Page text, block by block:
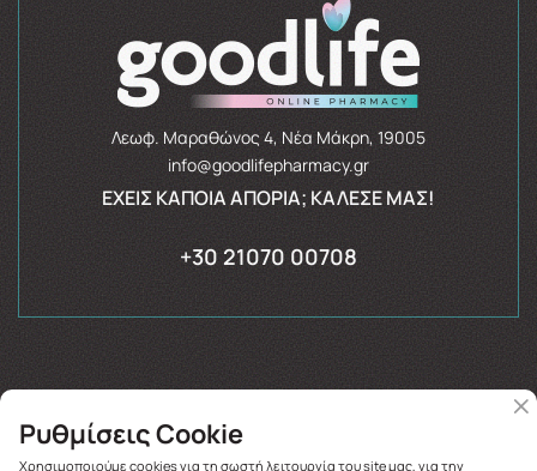
Λεωφ. Μαραθώνος 4, Νέα Μάκρη, 19005
info@goodlifepharmacy.gr
ΈΧΕΙΣ ΚΆΠΟΙΑ ΑΠΟΡΊΑ; ΚΆΛΕΣΈ ΜΑΣ!
+30 21070 00708
Copyright © 2026
Ρυθμίσεις Cookie
Χρησιμοποιούμε cookies για τη σωστή λειτουργία του site μας, για την